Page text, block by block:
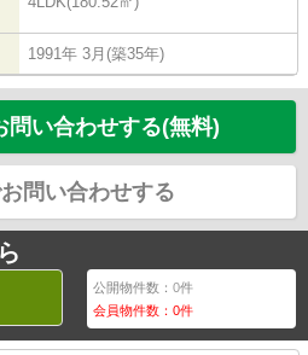
1991年 3月(築35年)
問い合わせする(無料)
問い合わせする
公開物件数：0件
会員物件数：0件